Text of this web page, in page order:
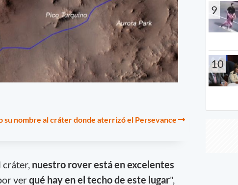
su nombre al cráter donde aterrizó el Persevance
cráter, nuestro rover está en excelentes
verqué hay en el techo de este lugar",
9
10